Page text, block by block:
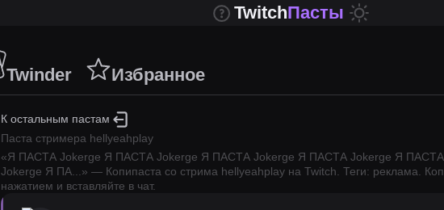
TwitchПасты
Twinder Избранное
К остальным пастам
Паста стримера hellyeahplay
«Я ПАСТА Jokerge Я ПАСТА Jokerge Я ПАСТА Jokerge Я ПАСТА Jokerge Я
Jokerge Я ПА
» — Копипаста со стрима hellyeahplay на Twitch. Теги: реклама.
нажатием и вставляйте в чат.